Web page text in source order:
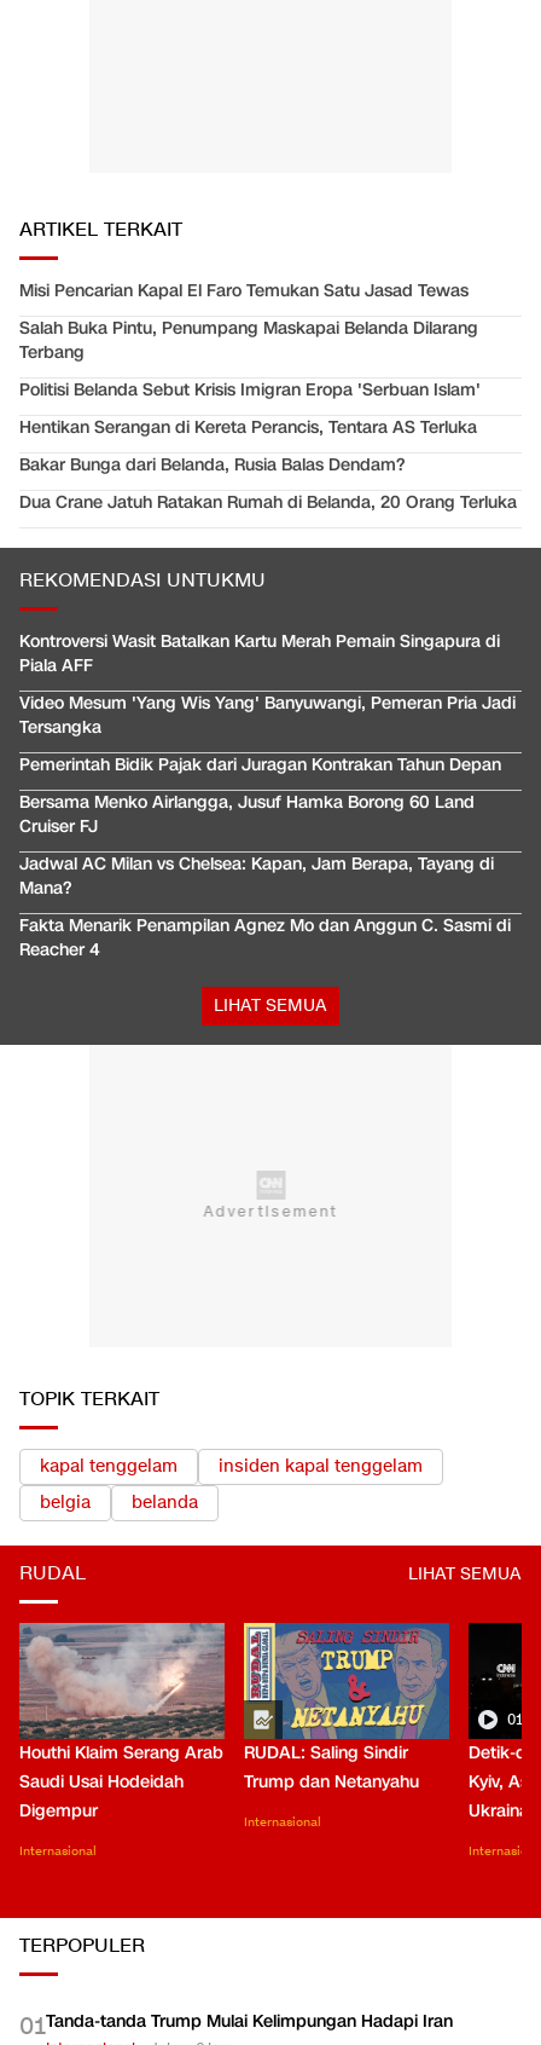
ARTIKEL TERKAIT
Misi Pencarian Kapal El Faro Temukan Satu Jasad Tewas
Salah Buka Pintu, Penumpang Maskapai Belanda Dilarang
Terbang
Politisi Belanda Sebut Krisis Imigran Eropa 'Serbuan Islam'
Hentikan Serangan di Kereta Perancis, Tentara AS Terluka
Bakar Bunga dari Belanda, Rusia Balas Dendam?
Dua Crane Jatuh Ratakan Rumah di Belanda, 20 Orang Terluka
REKOMENDASI UNTUKMU
Kontroversi Wasit Batalkan Kartu Merah Pemain Singapura di
Piala AFF
Video Mesum 'Yang Wis Yang' Banyuwangi, Pemeran Pria Jadi
Tersangka
Pemerintah Bidik Pajak dari Juragan Kontrakan Tahun Depan
Bersama Menko Airlangga, Jusuf Hamka Borong 60 Land
Cruiser FJ
Jadwal AC Milan vs Chelsea: Kapan, Jam Berapa, Tayang di
Mana?
Fakta Menarik Penampilan Agnez Mo dan Anggun C. Sasmi di
Reacher 4
LIHAT SEMUA
TOPIK TERKAIT
kapal tenggelam
insiden kapal tenggelam
belgia
belanda
RUDAL LIHAT SEMUA
Houthi Klaim Serang Arab
Saudi Usai Hodeidah
Digempur
Internasional
RUDAL: Saling Sindir
Trump dan Netanyahu
Internasional
Detik-
Kyiv,
Ukraina
TERPOPULER
01Tanda-tanda Trump Mulai Kelimpungan Hadapi Iran